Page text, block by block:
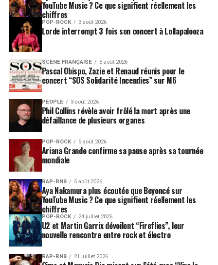
YouTube Music ? Ce que signifient réellement les
chiffres
POP-ROCK 3 août 2026
Lorde interrompt 3 fois son concert à Lollapalooza
SCÈNE FRANÇAISE 5 août 2026
Pascal Obispo, Zazie et Renaud réunis pour le
concert “SOS Solidarité Incendies” sur M6
PEOPLE 3 août 2026
Phil Collins révèle avoir frôlé la mort après une
défaillance de plusieurs organes
POP-ROCK 5 août 2026
Ariana Grande confirme sa pause après sa tournée
mondiale
RAP-RNB 5 août 2026
Aya Nakamura plus écoutée que Beyoncé sur
YouTube Music ? Ce que signifient réellement les
chiffres
POP-ROCK 24 juillet 2026
U2 et Martin Garrix dévoilent “Fireflies”, leur
nouvelle rencontre entre rock et électro
RAP-RNB 21 juillet 2026